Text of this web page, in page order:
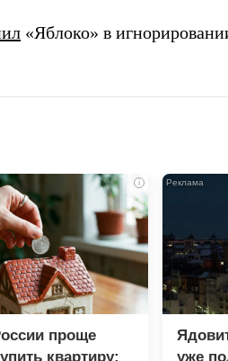
«Яблоко» в
i
проще
квартиру:
уже